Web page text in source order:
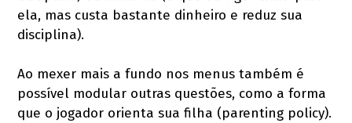
ela, mas custa bastante dinheiro e reduz sua
disciplina).
Ao mexer mais a fundo nos menus também é
possível modular outras questões, como a forma
que o jogador orienta sua filha (parenting policy).